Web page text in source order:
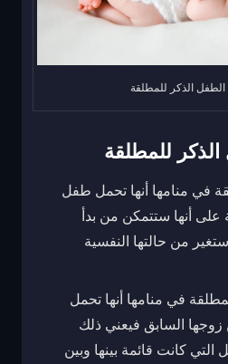
الذكر للمطلقة
للمطلقة
في منامها أنها تحمل طفل
على أنها ستتمكن من بدأ
من حالتها النفسية
في منامها أنها تحمل
السابق فيعني ذلك
التي كانت قائمة بينها وبين